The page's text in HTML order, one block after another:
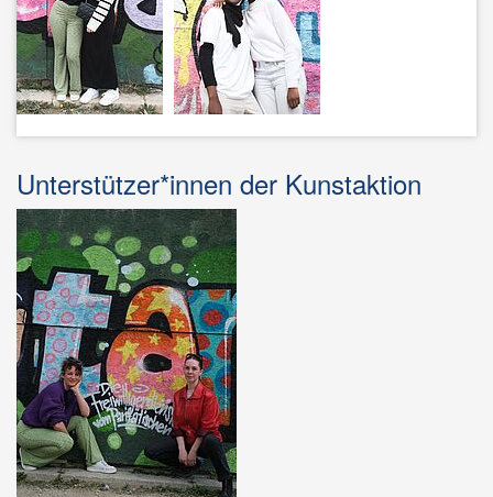
Unterstützer*innen der Kunstaktion